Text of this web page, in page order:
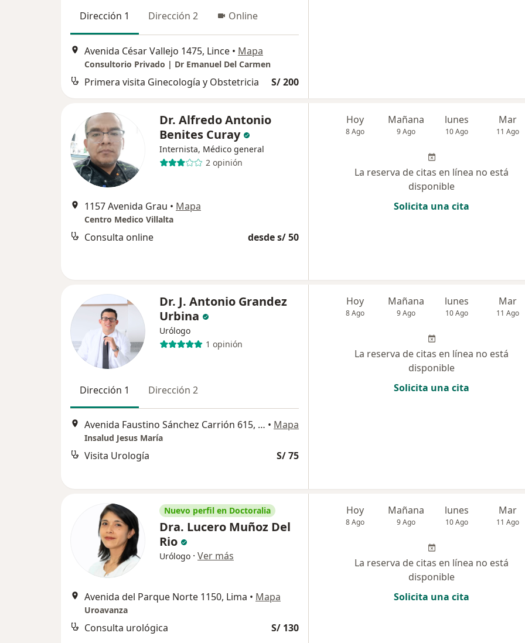
Dirección 1
Dirección 2 Online
Avenida César Vallejo 1475, Lince • Mapa
Consultorio Privado | Dr Emanuel Del Carmen
Primera visita Ginecología y Obstetricia S/ 200
Dr. Alfredo Antonio
Benites Curay
Internista, Médico general
2 opinión
1157 Avenida Grau • Mapa
Centro Medico Villalta
Consulta online desde s/ 50
Hoy
8 Ago
Mañana
9 Ago
lunes
10 Ago
Mar
11 Ago
La reserva de citas en línea no está
disponible
Solicita una cita
Dr. J. Antonio Grandez
Urbina
Urólogo
1 opinión
Dirección 1 Dirección 2
Avenida Faustino Sánchez Carrión 615, Jesús María • Mapa
Insalud Jesus María
Visita Urología S/ 75
Hoy
8 Ago
Mañana
9 Ago
lunes
10 Ago
Mar
11 Ago
La reserva de citas en línea no está
disponible
Solicita una cita
Nuevo perfil en Doctoralia
Dra. Lucero Muñoz Del
Rio
Urólogo · Ver más
Avenida del Parque Norte 1150, Lima • Mapa
Uroavanza
Consulta urológica S/ 130
Hoy
8 Ago
Mañana
9 Ago
lunes
10 Ago
Mar
11 Ago
La reserva de citas en línea no está
disponible
Solicita una cita